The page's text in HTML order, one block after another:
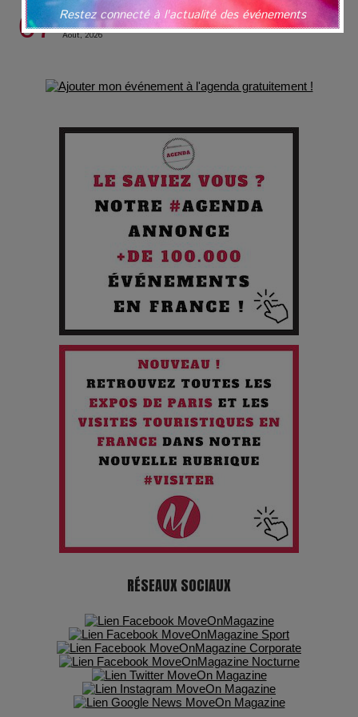
Les Enfants vont bien : Quand la disparition devient un acte
Pourquoi les Petites Entreprises Créatives Deviennent les
Cibles des Hackers
Les 3 meilleures destinations pour des vacances sportives
Quand l'Opéra Rencontre l'IA : Lola Volonakis, l'Artiste du
Paradoxe qui Chante le Futur
Chien 51 - Quand l’IA prend le pouvoir : une plongée dans un
futur troublant
Maïra Kerey, la “voix d’or du Kazakhstan”, célèbre ses 30
ans de carrière à la Salle Gaveau
Les dessous de la fast fashion : un désastre écologique en
Adieu Jean-Pat : rire au bord du précipice
Pharaonic Festival 2025 : 10 ans d’électro sous les
montagnes, une fête à ne pas manquer
07 Vendredi
Août, 2026
RÉSEAUX SOCIAUX
Restez connecté à l'actualité des événements